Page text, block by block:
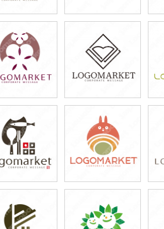
39,800円
(税込43,780円)
49,800円
(税込54,780円)
49,800円
(税込54,780円)
49,800円
(税込54,780円)
59,800円
(税込65,780円)
49,800円
(税込54,780円)